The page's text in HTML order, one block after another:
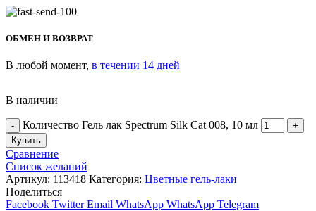
ОБМЕН И ВОЗВРАТ
В любой момент, в течении 14 дней
В наличии
Количество Гель лак Spectrum Silk Cat 008, 10 мл
Купить
Сравнение
Список желаний
Артикул: 113418 Категория: Цветные гель-лаки
Поделиться
Facebook Twitter Email WhatsApp WhatsApp Telegram